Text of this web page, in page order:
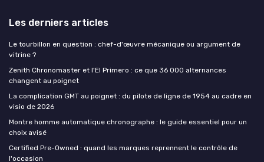
Les derniers articles
Le tourbillon en question : chef-d'œuvre mécanique ou argument de
vitrine ?
Zenith Chronomaster et l'El Primero : ce que 36 000 alternances
changent au poignet
La complication GMT au poignet : du pilote de ligne de 1954 au cadre en
visio de 2026
Montre homme automatique chronographe : le guide essentiel pour un
choix avisé
Certified Pre-Owned : quand les marques reprennent le contrôle de
l'occasion